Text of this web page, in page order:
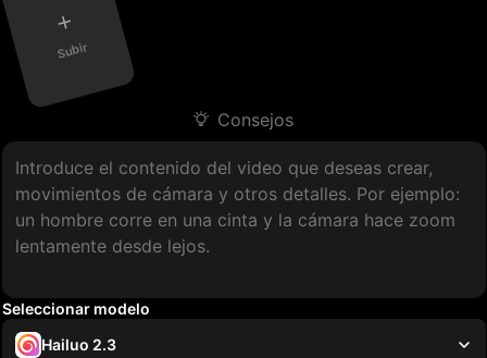
+
Subir
Consejos
Seleccionar modelo
Hailuo 2.3